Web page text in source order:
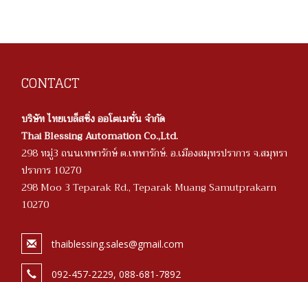
CONTACT
บริษัท ไทยเบล็สซิ่ง ออโตเมชั่น จำกัด
Thai Blessing Automation Co.,Ltd.
298 หมู่3 ถนนเทพารักษ์ ต.เทพารักษ์. อ.เมืองสมุทรปราการ จ.สมุทรา
ปราการ 10270
298 Moo 3 Teparak Rd., Teparak Muang Samutprakarn
10270
thaiblessing.sales@gmail.com
092-457-2229, 088-681-7892